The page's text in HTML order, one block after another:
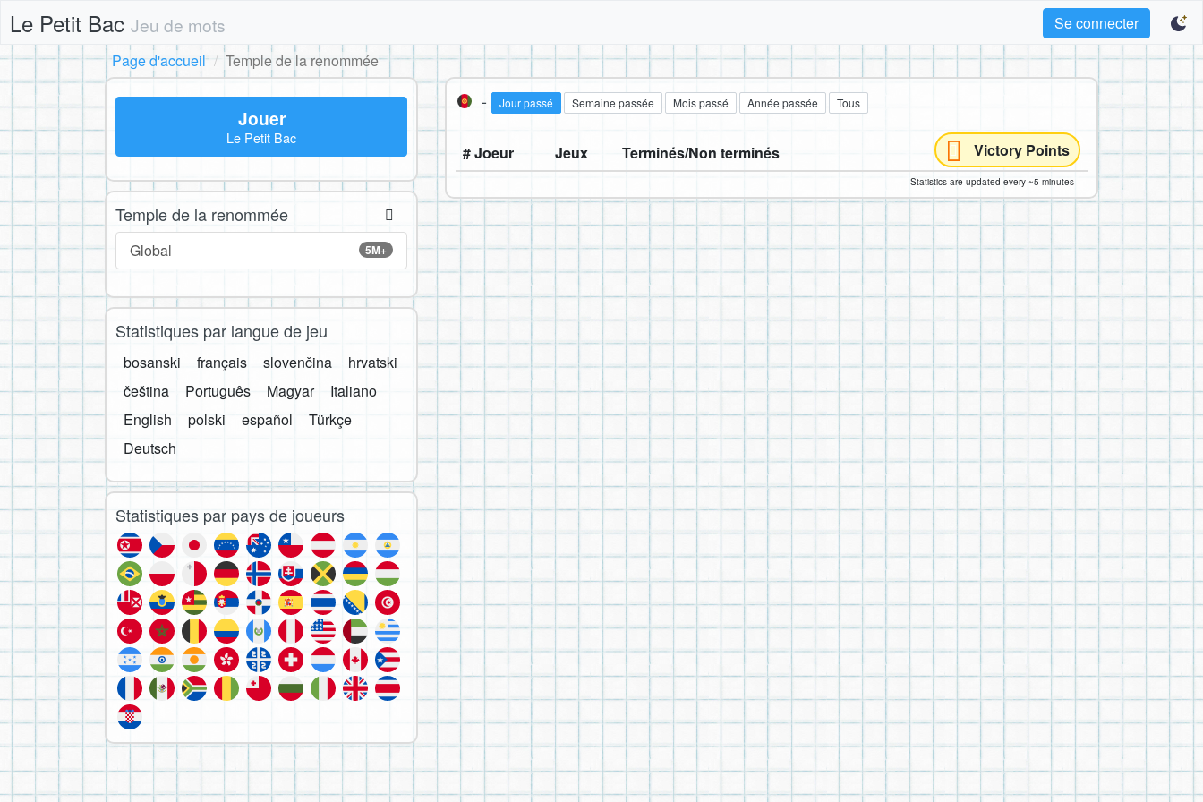
Le Petit Bac Jeu de mots
Se connecter
Page d'accueil
Temple de la renommée
- Jour passé Semaine passée Mois passé Année passée Tous
# Joeur Jeux Terminés/Non terminés Victory Points
Statistics are updated every ~5 minutes
Jouer
Le Petit Bac
Temple de la renommée
5M+
Global
Statistiques par langue de jeu
bosanski français slovenčina
hrvatski
čeština
Português Magyar
Italiano
English
polski español
Türkçe
Deutsch
Statistiques par pays de joueurs